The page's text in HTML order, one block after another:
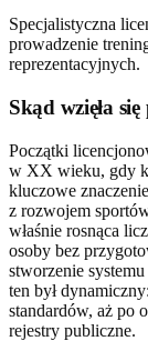
Specjalistyczna
prowadzenie
reprezentacyjnych.
Skąd wzięła
Początki
w XX wieku, gdy
kluczowe
z rozwojem
właśnie rosnąca
osoby bez
stworzenie
ten był
standardów, aż po
rejestry publiczne.